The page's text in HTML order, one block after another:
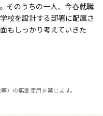
そのうちの一人、今春就職
校を設計する部署に配属さ
もしっかり考えていきた
）の無断使用を禁じます。